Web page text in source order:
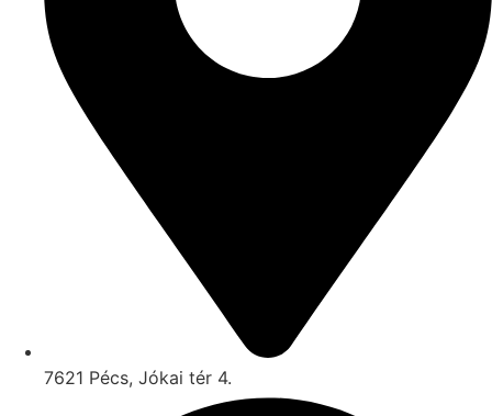
7621 Pécs, Jókai tér 4.